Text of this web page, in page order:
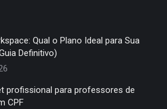
Qual o Plano Ideal para Sua
Definitivo)
profissional para professores de
CPF